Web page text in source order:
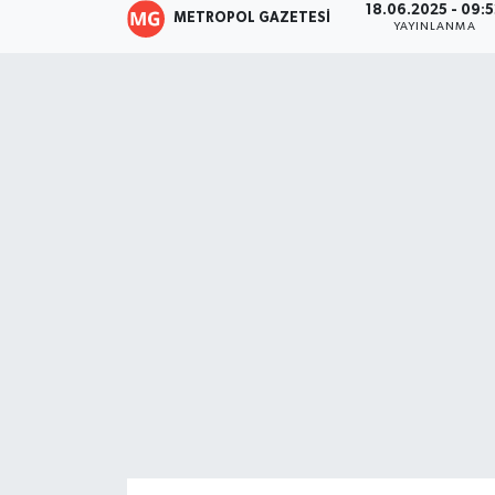
METROPOL GAZETESI 18.06.2025 -
YAYINLANMA
Resmi İlanlar